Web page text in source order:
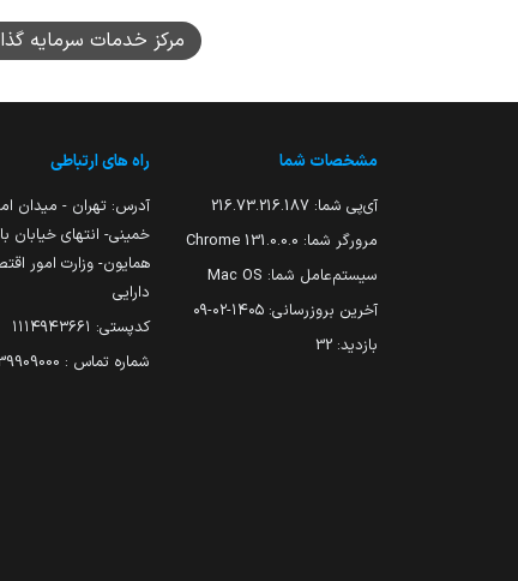
مرکز خدمات سرمایه
مشخصات شما
آی‌پی شما: 216.73.216.187
مرورگر شما: 131.0.0.0 Chrome
سیستم‌عامل شما: Mac OS
آخرین بروزرسانی: ۱۴۰۵-۰۲-۰۹
بازدید: 32
راه های ارتباطی
آدرس: تهران - میدان
خمینی- انتهای خیابان
همایون- وزارت امور
دارایی
کدپستی: ۱۱۱۴۹۴۳۶۶۱
شماره تماس : 39909000